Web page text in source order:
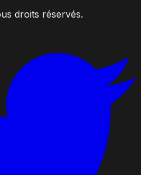
droits réservés.